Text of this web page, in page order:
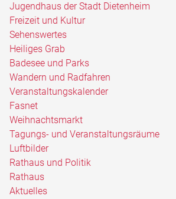
Jugendhaus der Stadt Dietenheim
Freizeit und Kultur
Sehenswertes
Heiliges Grab
Badesee und Parks
Wandern und Radfahren
Veranstaltungskalender
Fasnet
Weihnachtsmarkt
Tagungs- und Veranstaltungsräume
Luftbilder
Rathaus und Politik
Rathaus
Aktuelles